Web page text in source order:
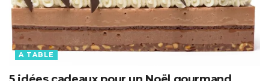
A TABLE